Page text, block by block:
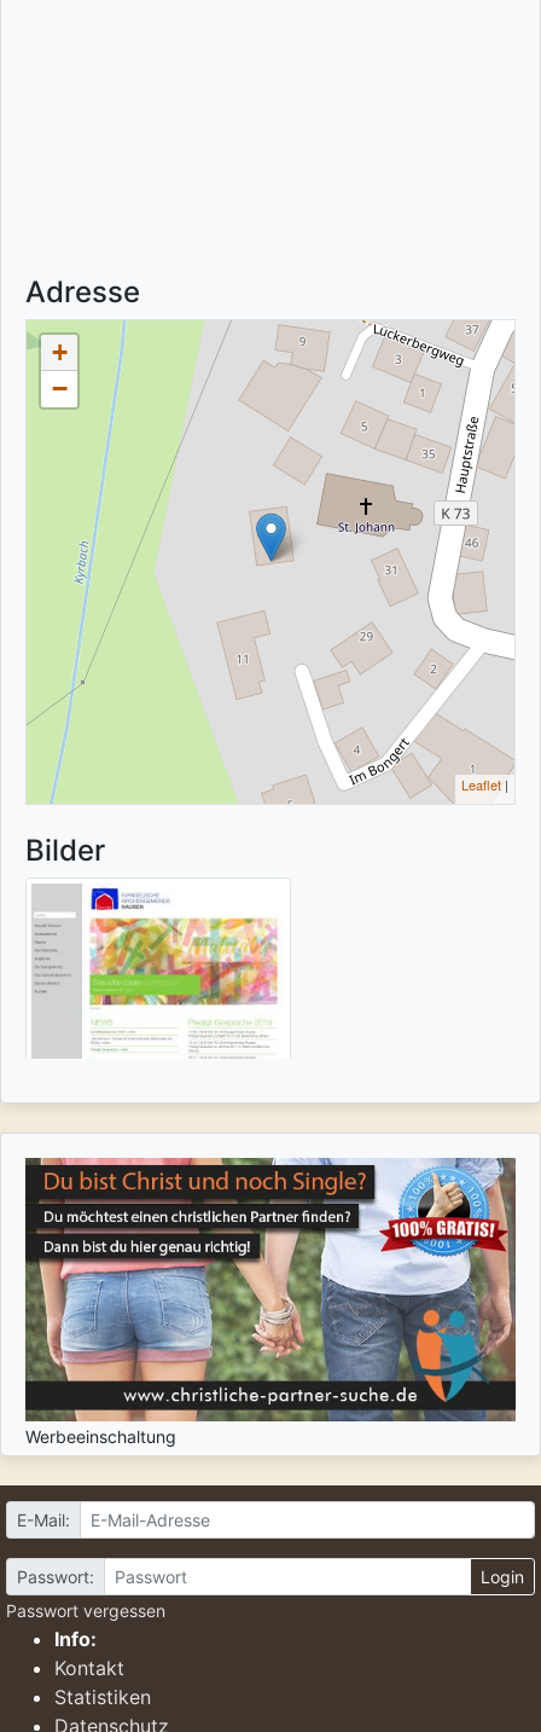
Adresse
+
−
Leaflet |
Bilder
Werbeeinschaltung
E-Mail:
Passwort:
Login
Passwort vergessen
Info:
Kontakt
Statistiken
Datenschutz